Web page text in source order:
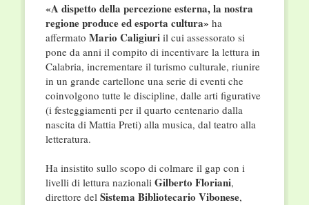
«A dispetto della percezione esterna, la nostra
regione produce ed esporta cultura» ha
affermato Mario Caligiuriil cui assessorato si
pone da anni il compito di incentivare la lettura in
Calabria, incrementare il turismo culturale, riunire
in un grande cartellone una serie di eventi che
coinvolgono tutte le discipline, dalle arti figurative
(i festeggiamenti per il quarto centenario dalla
nascita di Mattia Preti) alla musica, dal teatro alla
letteratura.
Ha insistito sullo scopo di colmare il gap con i
livelli di lettura nazionali Gilberto Floriani,
direttore del Sistema Bibliotecario Vibonese,